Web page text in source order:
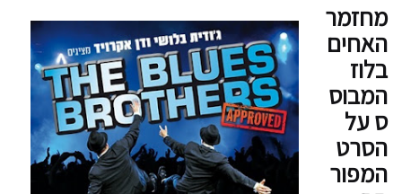
מחזמר
האחים
בלוז
המבוס
ס על
הסרט
המפור